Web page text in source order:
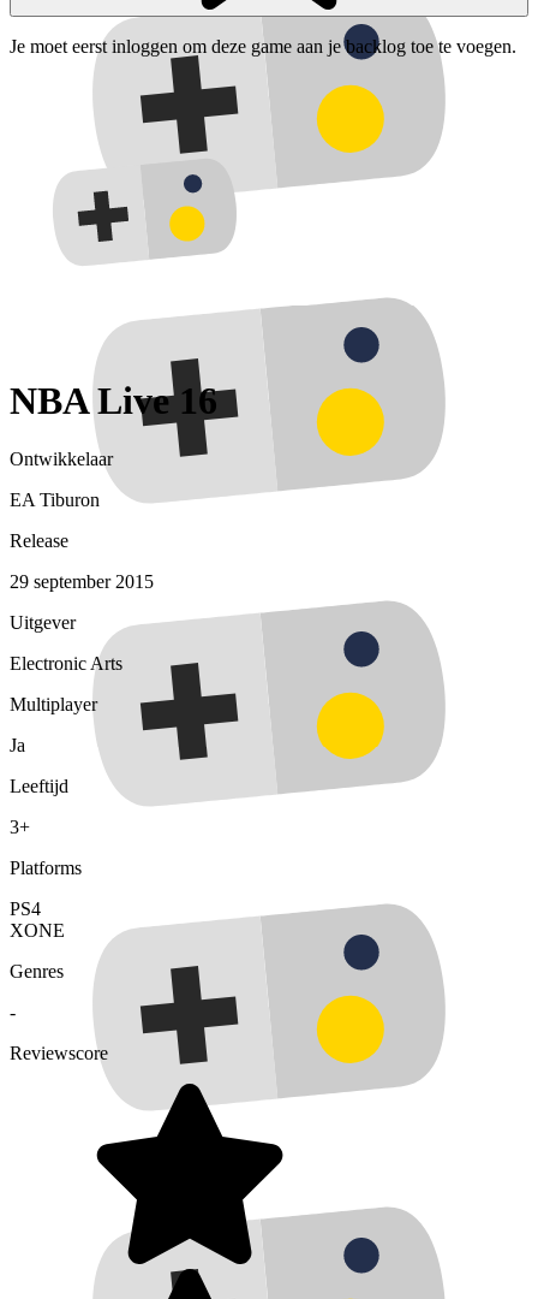
Je moet eerst inloggen om deze game aan je backlog toe te voegen.
NBA Live 16
Ontwikkelaar
EA Tiburon
Release
29 september 2015
Uitgever
Electronic Arts
Multiplayer
Ja
Leeftijd
3+
Platforms
PS4
XONE
Genres
-
Reviewscore